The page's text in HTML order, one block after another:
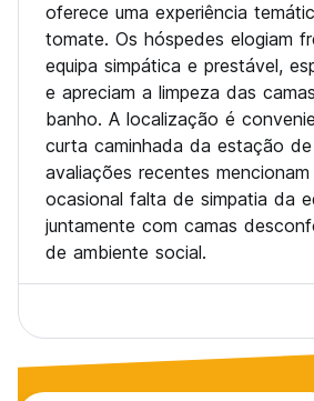
oferece uma experiência
tomate. Os hóspedes elogiam
equipa simpática e prestável,
e apreciam a limpeza das
banho. A localização é
curta caminhada da estação de
avaliações recentes
ocasional falta de simpatia da
juntamente com camas
de ambiente social.